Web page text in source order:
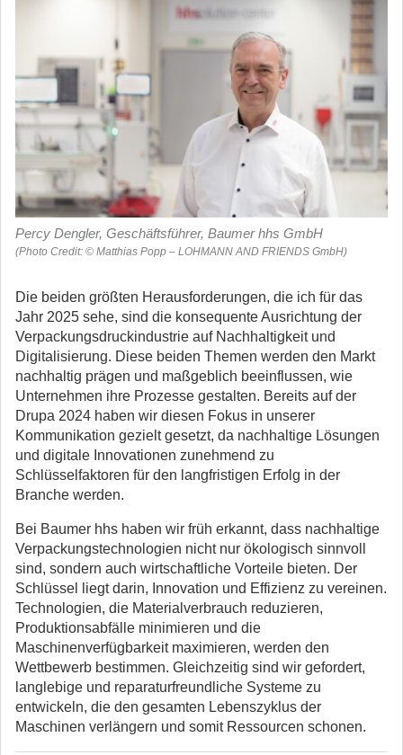
Percy Dengler, Geschäftsführer, Baumer hhs GmbH
(Photo Credit: © Matthias Popp – LOHMANN AND FRIENDS GmbH)
Die beiden größten Herausforderungen, die ich für das
Jahr 2025 sehe, sind die konsequente Ausrichtung der
Verpackungsdruckindustrie auf Nachhaltigkeit und
Digitalisierung. Diese beiden Themen werden den Markt
nachhaltig prägen und maßgeblich beeinflussen, wie
Unternehmen ihre Prozesse gestalten. Bereits auf der
Drupa 2024 haben wir diesen Fokus in unserer
Kommunikation gezielt gesetzt, da nachhaltige Lösungen
und digitale Innovationen zunehmend zu
Schlüsselfaktoren für den langfristigen Erfolg in der
Branche werden.
Bei Baumer hhs haben wir früh erkannt, dass nachhaltige
Verpackungstechnologien nicht nur ökologisch sinnvoll
sind, sondern auch wirtschaftliche Vorteile bieten. Der
Schlüssel liegt darin, Innovation und Effizienz zu vereinen.
Technologien, die Materialverbrauch reduzieren,
Produktionsabfälle minimieren und die
Maschinenverfügbarkeit maximieren, werden den
Wettbewerb bestimmen. Gleichzeitig sind wir gefordert,
langlebige und reparaturfreundliche Systeme zu
entwickeln, die den gesamten Lebenszyklus der
Maschinen verlängern und somit Ressourcen schonen.